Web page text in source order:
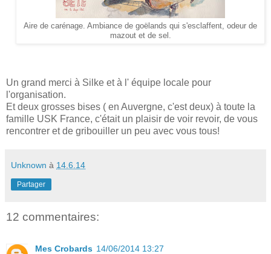
Aire de carénage. Ambiance de goëlands qui s'esclaffent, odeur de
mazout et de sel.
Un grand merci à Silke et à l' équipe locale pour
l'organisation.
Et deux grosses bises ( en Auvergne, c'est deux) à toute la
famille USK France, c'était un plaisir de voir revoir, de vous
rencontrer et de gribouiller un peu avec vous tous!
Unknown à 14.6.14
Partager
12 commentaires:
Mes Crobards 14/06/2014 13:27